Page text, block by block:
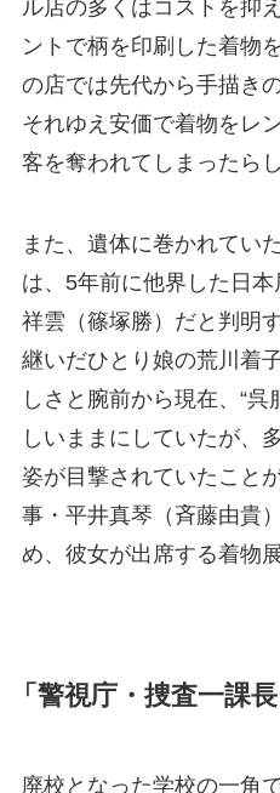
ル店の多くはコストを抑
ントで柄を印刷した着物
の店では先代から手描き
それゆえ安価で着物をレ
客を奪われてしまったらし
また、遺体に巻かれてい
は、5年前に他界した日本
祥雲（篠塚勝）だと判明
継いだひとり娘の荒川着
しさと腕前から現在、“
しいままにしていたが、
姿が目撃されていたこと
事・平井真琴（斉藤由貴
め、彼女が出席する着物
「警視庁・捜査一課
廃校となった学校の一角